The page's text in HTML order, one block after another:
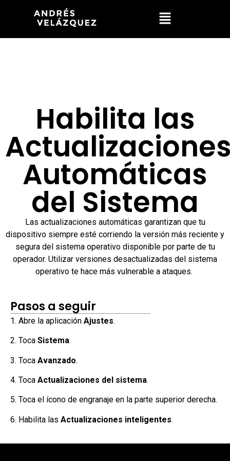
Habilita las
Automáticas
del Sistema
Las actualizaciones automáticas garantizan que tu
dispositivo siempre esté corriendo la versión más reciente y
segura del sistema operativo disponible por parte de tu
operador. Utilizar versiones desactualizadas del sistema
operativo te hace más vulnerable a ataques.
Pasos a seguir
1. Abre la aplicación Ajustes.
2. Toca Sistema.
3. Toca Avanzado.
4. Toca Actualizaciones del sistema.
5. Toca el ícono de engranaje en la parte superior derecha.
6. Habilita las Actualizaciones inteligentes.